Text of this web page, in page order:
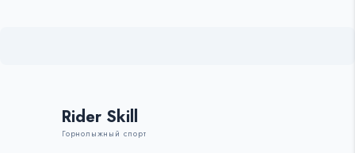
Rider Skill
Горнолыжный спорт